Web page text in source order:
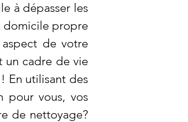
à dépasser les
domicile propre
de votre
un cadre de vie
En utilisant des
pour vous, vos
de nettoyage?